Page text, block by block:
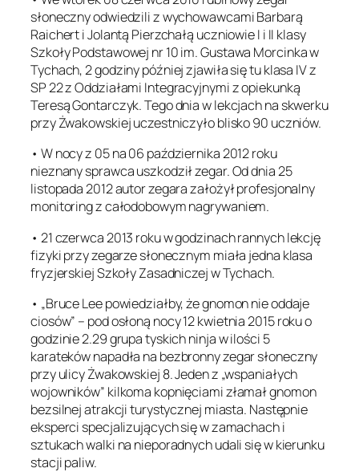
słoneczny odwiedzili z wychowawcami Barbarą
Raichert i Jolantą Pierzchałą uczniowie I i II klasy
Szkoły Podstawowej nr 10 im. Gustawa Morcinka w
Tychach, 2 godziny później zjawiła się tu klasa IV z
SP 22 z Oddziałami Integracyjnymi z opiekunką
Teresą Gontarczyk. Tego dnia w lekcjach na skwerku
przy Żwakowskiej uczestniczyło blisko 90 uczniów.
• W nocy z 05 na 06 października 2012 roku
nieznany sprawca uszkodził zegar. Od dnia 25
listopada 2012 autor zegara założył profesjonalny
monitoring z całodobowym nagrywaniem.
• 21 czerwca 2013 roku w godzinach rannych lekcję
fizyki przy zegarze słonecznym miała jedna klasa
fryzjerskiej Szkoły Zasadniczej w Tychach.
• „Bruce Lee powiedziałby, że gnomon nie oddaje
ciosów” – pod osłoną nocy 12 kwietnia 2015 roku o
godzinie 2.29 grupa tyskich ninja w ilości 5
karateków napadła na bezbronny zegar słoneczny
przy ulicy Żwakowskiej 8. Jeden z „wspaniałych
wojowników” kilkoma kopnięciami złamał gnomon
bezsilnej atrakcji turystycznej miasta. Następnie
eksperci specjalizujących się w zamachach i
sztukach walki na nieporadnych udali się w kierunku
stacji paliw.